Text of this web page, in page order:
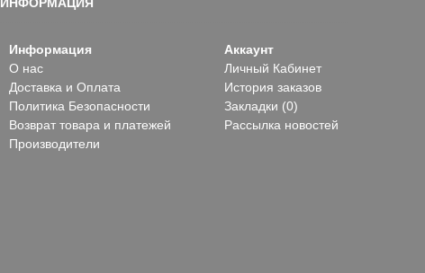
Информация
О нас
Доставка и Оплата
Политика Безопасности
Возврат товара и платежей
Производители
Аккаунт
Личный Кабинет
История заказов
Закладки (0)
Рассылка новостей